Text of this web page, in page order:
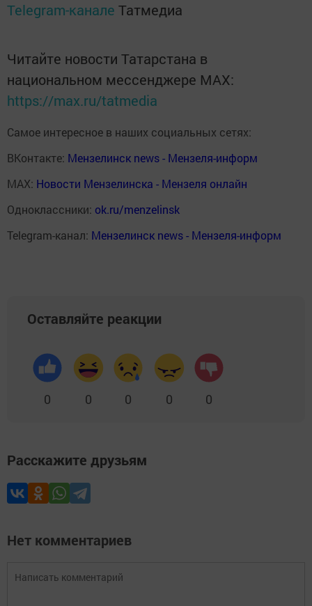
Telegram-канале Татмедиа
Читайте новости Татарстана в
национальном мессенджере MАХ:
https://max.ru/tatmedia
Самое интересное в наших социальных сетях:
ВКонтакте: Мензелинск news - Мензеля-информ
MAX: Новости Мензелинска - Мензеля онлайн
Одноклассники: ok.ru/menzelinsk
Telegram-канал: Мензелинск news - Мензеля-информ
Оставляйте реакции
0 0 0 0 0
Расскажите друзьям
Нет комментариев